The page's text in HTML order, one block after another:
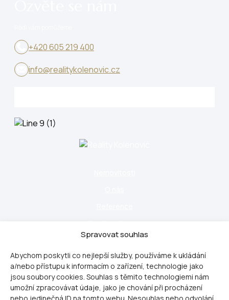
Spravovat souhlas
Abychom poskytli co nejlepší služby, používáme k ukládání
a/nebo přístupu k informacím o zařízení, technologie jako
jsou soubory cookies. Souhlas s těmito technologiemi nám
umožní zpracovávat údaje, jako je chování při procházení
+420 605 219 400
info@realitykolenovic.cz
Blog
Kontakt
Naše služby
GDPR